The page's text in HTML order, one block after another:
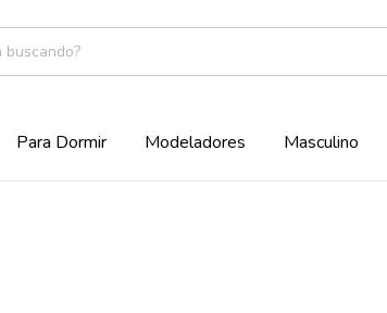
Para Dormir Modeladores Masculino